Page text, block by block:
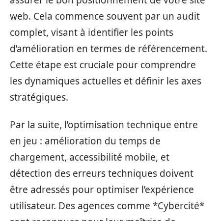
web. Cela commence souvent par un audit
complet, visant à identifier les points
d’amélioration en termes de référencement.
Cette étape est cruciale pour comprendre
les dynamiques actuelles et définir les axes
stratégiques.
Par la suite, l’optimisation technique entre
en jeu : amélioration du temps de
chargement, accessibilité mobile, et
détection des erreurs techniques doivent
être adressés pour optimiser l’expérience
utilisateur. Des agences comme *Cybercité*